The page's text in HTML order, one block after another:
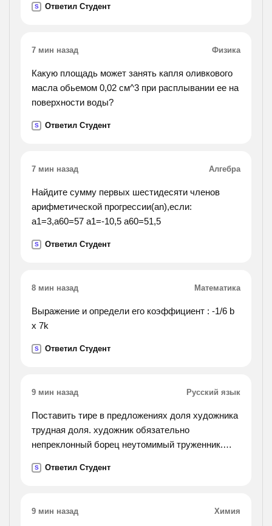
S Ответил Студент
7 мин назад Физика
Какую площадь может занять капля оливкового
масла обьемом 0,02 см^3 при расплывании ее на
поверхности воды?
S Ответил Студент
7 мин назад Алгебра
Найдите сумму первых шестидесяти членов
арифметической прогрессии(an),если:
a1=3,a60=57 а1=-10,5 a60=51,5
S Ответил Студент
8 мин назад Математика
Выражение и определи его коэффициент : -1/6 b
х 7k
S Ответил Студент
9 мин назад Русский язык
Поставить тире в предложениях доля художника
трудная доля. художник обязательно
непреклонный борец неутомимый труженник.
из диких опылителей растений они самые
увлекательные занятия. всё написанное
S Ответил Студент
9 мин назад Химия